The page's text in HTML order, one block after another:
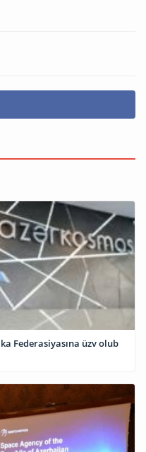
Federasiyasına üzv olub